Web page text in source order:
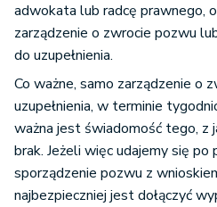
adwokata lub radcę prawnego,
zarządzenie o zwrocie pozwu
do uzupełnienia.
Co ważne, samo zarządzenie o
uzupełnienia, w terminie
ważna jest świadomość tego, z
brak. Jeżeli więc udajemy się
sporządzenie pozwu z
najbezpieczniej jest dołączyć